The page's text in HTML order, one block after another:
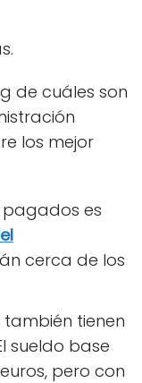
de cuáles son
los mejor
pagados es
cerca de los
también tienen
sueldo base
pero con